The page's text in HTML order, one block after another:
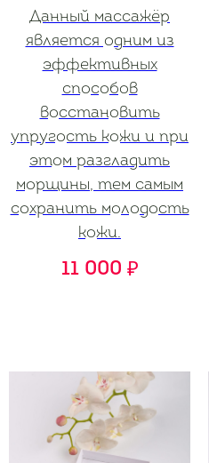
Данный массажёр
является одним из
эффективных
способов
восстановить
упругость кожи и при
этом разгладить
морщины, тем самым
сохранить молодость
кожи.
11 000 ₽